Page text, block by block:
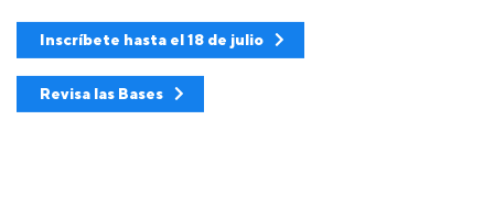
Inscríbete hasta el 18 de julio
Revisa las Bases